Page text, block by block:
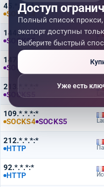
Доступ
Полный список
экспорт доступны
Выберите быстрый
Уже есть
45.*.*.*:*
SOCKS4
144.*.*.*:*
SOCKS5
147.*.*.*:*
SOCKS5
213.*.*.*:*
SOCKS5
109.*.*.*:*
SOCKS4 SOCKS5
212.*.*.*:*
HTTP
92.*.*.*:*
HTTP